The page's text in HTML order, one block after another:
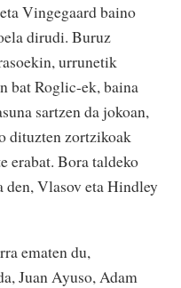
Vingegaard baino
dirudi. Buruz
urrunetik
bat Roglic-ek, baina
sartzen da jokoan,
dituzten zortzikoak
erabat. Bora taldeko
den, Vlasov eta Hindley
ematen du,
Juan Ayuso, Adam